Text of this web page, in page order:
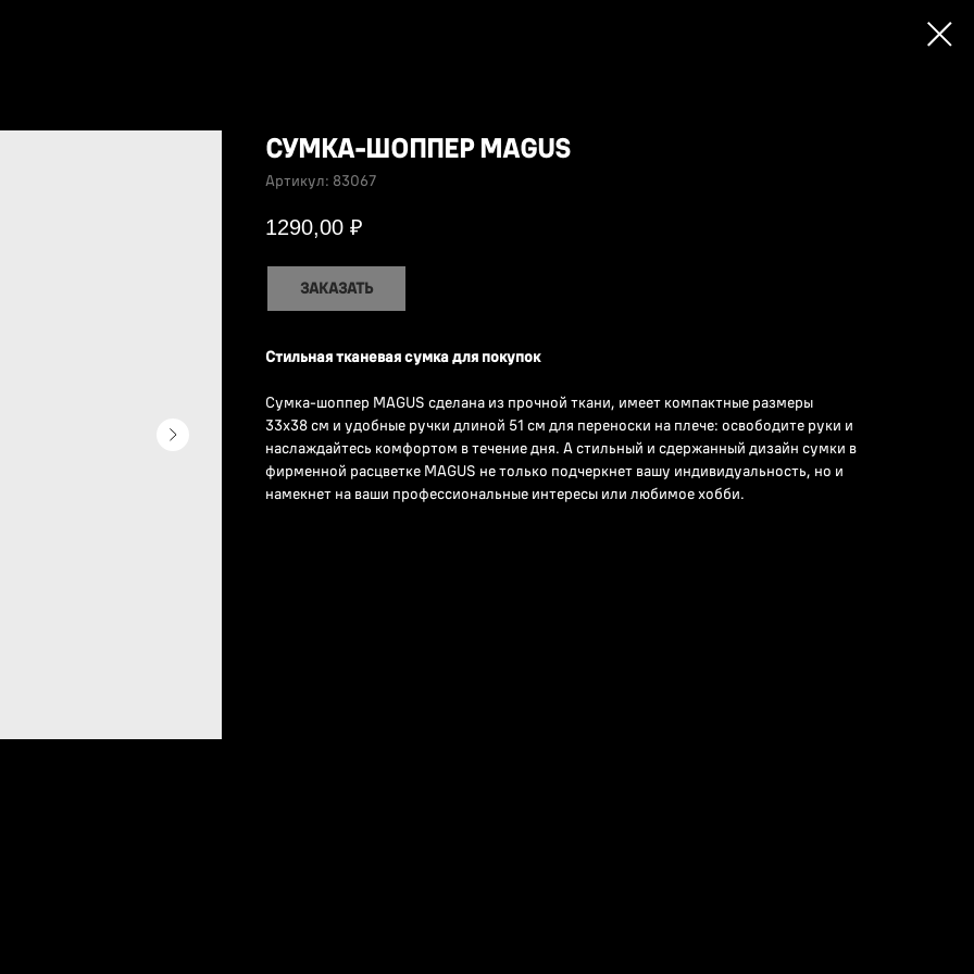
СУМКА-ШОППЕР MAGUS
Артикул: 83067
1290,00 ₽
ЗАКАЗАТЬ
Стильная тканевая сумка для покупок
Сумка-шоппер MAGUS сделана из прочной ткани, имеет компактные размеры
33х38 см и удобные ручки длиной 51 см для переноски на плече: освободите руки и
наслаждайтесь комфортом в течение дня. А стильный и сдержанный дизайн сумки в
фирменной расцветке MAGUS не только подчеркнет вашу индивидуальность, но и
намекнет на ваши профессиональные интересы или любимое хобби.